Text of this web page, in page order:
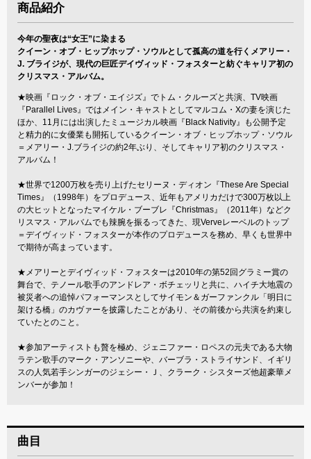
商品紹介
今年の聖夜は“女王”に染まる
クイーン・オブ・ヒップホップ・ソウルとして孤高の道を行くメアリー・
J. ブライジが、現代の巨匠デイヴィッド・フォスターと紡ぐキャリア初の
クリスマス・アルバム。
★映画『ロック・オブ・エイジズ』でトム・クルーズと共演、TV映画
『Parallel Lives』ではメイン・キャストとしてマルコム・Xの妻を演じた
ほか、11月には出演したミュージカル映画『Black Nativity』も公開予定
と精力的に女優業も開拓しているクイーン・オブ・ヒップホップ・ソウル
＝メアリー・J.ブライジの約2年ぶり、そしてキャリア初のクリスマス・
アルバム！
★世界で1200万枚を売り上げたセリーヌ・ディオン『These Are Special
Times』（1998年）をプロデュース、近年もアメリカだけで300万枚以上
の大ヒットとなったマイケル・ブーブレ『Christmas』（2011年）などク
リスマス・アルバムでも辣腕を振るってきた、現Verveレーベルのトップ
＝デイヴィッド・フォスターが本作のプロデュースを務め、早くも世界中
で期待が高まっています。
★メアリーとデイヴィッド・フォスターは2010年の第52回グラミー賞の
舞台で、テノール歌手のアンドレア・ボチェッリと共に、ハイチ大地震の
被災者への追悼パフォーマンスとしてサイモン＆ガーファンクル「明日に
架ける橋」のカヴァーを披露したことがあり、その前後から共演を約束し
ていたとのこと。
★参加アーティストも贅を極め、ジェニファー・ロペスの元夫である大物
ラテン歌手のマーク・アンソニーや、バーブラ・ストライサンド、イギリ
スの人気若手シンガーのジェシー・Ｊ、クラーク・シスターズ他超豪華メ
ンバーが参加！
曲目